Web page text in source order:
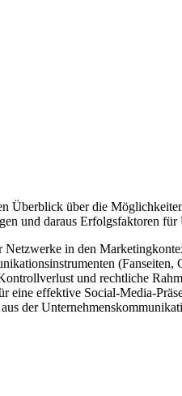
Überblick über die
und daraus Erfolgsfaktoren für
Netzwerke in den
(Fanseiten,
und rechtliche
eine effektive Social-Media-
der